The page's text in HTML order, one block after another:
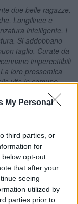
My Personal
third parties, or
for
opt-out
that after your
seeing
utilized by
parties prior to
due belle ragazze.
Longilinee e
intelligente. I
Si addobbano
taglio. Curate da
impercettibili
loro prossemica
vita in comune.
rimane un
sembra
facoltose, non
si spostano,
all’invidia.
un’ombra
sui volti e mette in
profili di teen-
settant’anni.»